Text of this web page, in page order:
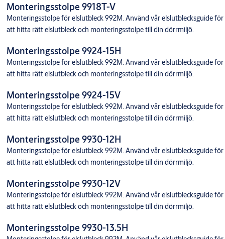
Monteringsstolpe 9918T-V
Monteringsstolpe för elslutbleck 992M. Använd vår elslutblecksguide för
att hitta rätt elslutbleck och monteringsstolpe till din dörrmiljö.
Monteringsstolpe 9924-15H
Monteringsstolpe för elslutbleck 992M. Använd vår elslutblecksguide för
att hitta rätt elslutbleck och monteringsstolpe till din dörrmiljö.
Monteringsstolpe 9924-15V
Monteringsstolpe för elslutbleck 992M. Använd vår elslutblecksguide för
att hitta rätt elslutbleck och monteringsstolpe till din dörrmiljö.
Monteringsstolpe 9930-12H
Monteringsstolpe för elslutbleck 992M. Använd vår elslutblecksguide för
att hitta rätt elslutbleck och monteringsstolpe till din dörrmiljö.
Monteringsstolpe 9930-12V
Monteringsstolpe för elslutbleck 992M. Använd vår elslutblecksguide för
att hitta rätt elslutbleck och monteringsstolpe till din dörrmiljö.
Monteringsstolpe 9930-13.5H